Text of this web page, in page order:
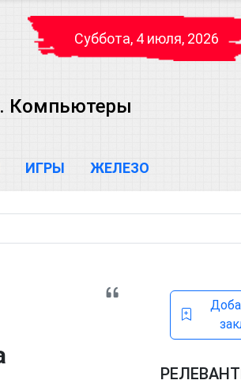
Суббота, 4 июля, 2026
Компьютеры
ИГРЫ ЖЕЛЕЗО